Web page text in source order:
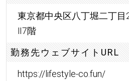
東京都中央区八丁堀二丁
Ⅱ7階
勤務先ウェブサイトURL
https://lifestyle-co.fun/